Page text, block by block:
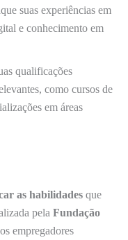
suas experiências em
e conhecimento em
qualificações
como cursos de
em áreas
as habilidades que
pela Fundação
empregadores